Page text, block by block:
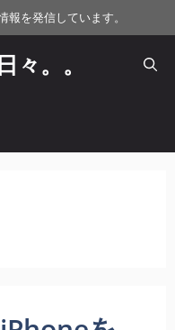
を発信しています。
。。